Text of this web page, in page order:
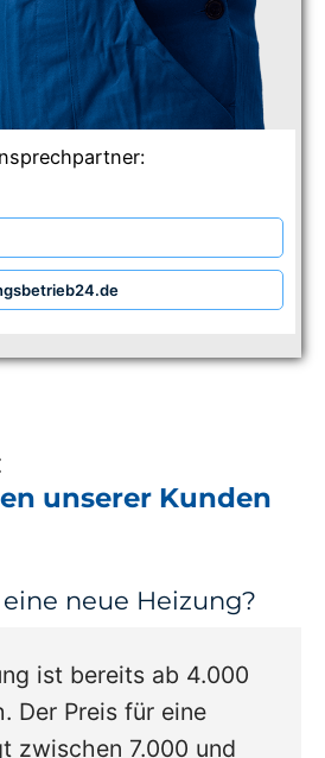
unserer Kunden
neue Heizung?
ist bereits ab 4.000
Der Preis für eine
zwischen 7.000 und